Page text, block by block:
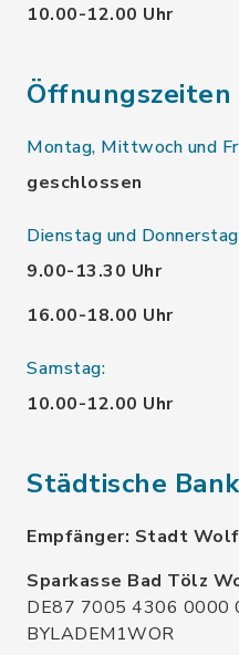
10.00-12.00 Uhr
Montag, Mittwoch und
geschlossen
Dienstag und
9.00-13.30 Uhr
16.00-18.00 Uhr
Samstag:
10.00-12.00 Uhr
Städtische
Empfänger: Stadt
Sparkasse Bad Tölz
DE87 7005 4306 0000
BYLADEM1WOR